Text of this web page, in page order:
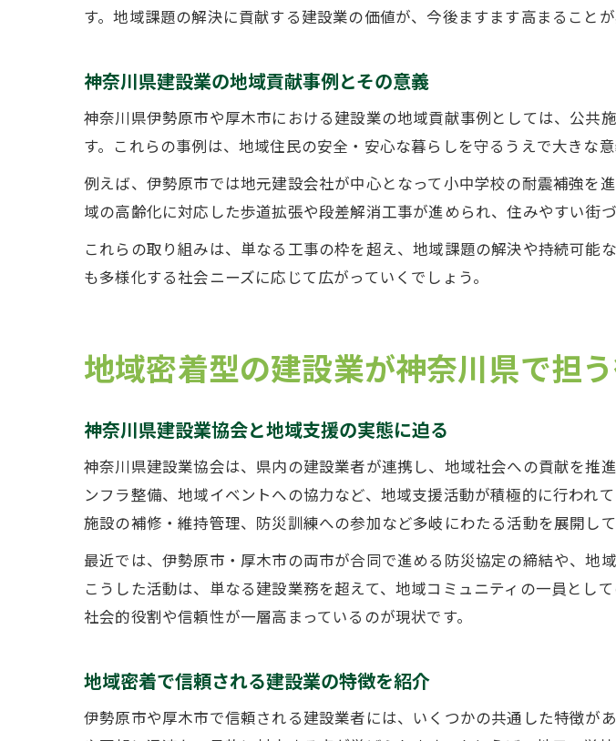
す。地域課題の解決に貢献する建設業の価値が、今後ますます高まることが
神奈川県建設業の地域貢献事例とその意義
神奈川県伊勢原市や厚木市における建設業の地域貢献事例としては、公
す。これらの事例は、地域住民の安全・安心な暮らしを守るうえで大きな意
例えば、伊勢原市では地元建設会社が中心となって小中学校の耐震補強
域の高齢化に対応した歩道拡張や段差解消工事が進められ、住みやすい街づ
これらの取り組みは、単なる工事の枠を超え、地域課題の解決や持続可
も多様化する社会ニーズに応じて広がっていくでしょう。
地域密着型の建設業が神奈川県で担
神奈川県建設業協会と地域支援の実態に迫る
神奈川県建設業協会は、県内の建設業者が連携し、地域社会への貢献を推
ンフラ整備、地域イベントへの協力など、地域支援活動が積極的に行わ
施設の補修・維持管理、防災訓練への参加など多岐にわたる活動を展開して
最近では、伊勢原市・厚木市の両市が合同で進める防災協定の締結や、地
こうした活動は、単なる建設業務を超えて、地域コミュニティの一員とし
社会的役割や信頼性が一層高まっているのが現状です。
地域密着で信頼される建設業の特徴を紹介
伊勢原市や厚木市で信頼される建設業者には、いくつかの共通した特徴